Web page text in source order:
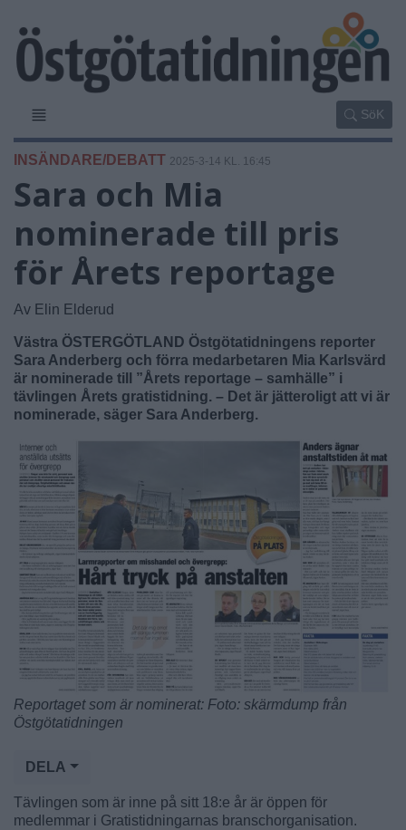
SöK
INSÄNDARE/DEBATT 2025-3-14 KL. 16:45
Sara och Mia
nominerade till pris
för Årets reportage
Av Elin Elderud
Västra ÖSTERGÖTLAND Östgötatidningens reporter
Sara Anderberg och förra medarbetaren Mia Karlsvärd
är nominerade till ”Årets reportage – samhälle” i
tävlingen Årets gratistidning. – Det är jätteroligt att vi är
nominerade, säger Sara Anderberg.
Reportaget som är nominerat: Foto: skärmdump från
Östgötatidningen
DELA
Tävlingen som är inne på sitt 18:e år är öppen för
medlemmar i Gratistidningarnas branschorganisation.